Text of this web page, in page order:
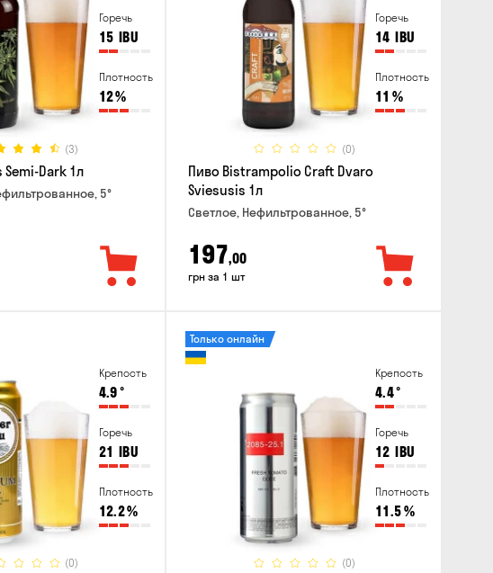
Горечь
15 IBU
Плотность
12%
(3)
Dark 1л
5°
Горечь
14 IBU
Плотность
11 %
(0)
Пиво Bistrampolio Craft Dvaro
Sviesusis 1л
Светлое, Нефильтрованное, 5°
197,00
грн за 1 шт
Крепость
4.9°
Горечь
21 IBU
Плотность
12.2%
(0)
Крепость
4.4°
Горечь
12 IBU
Плотность
11.5%
(0)
Только онлайн